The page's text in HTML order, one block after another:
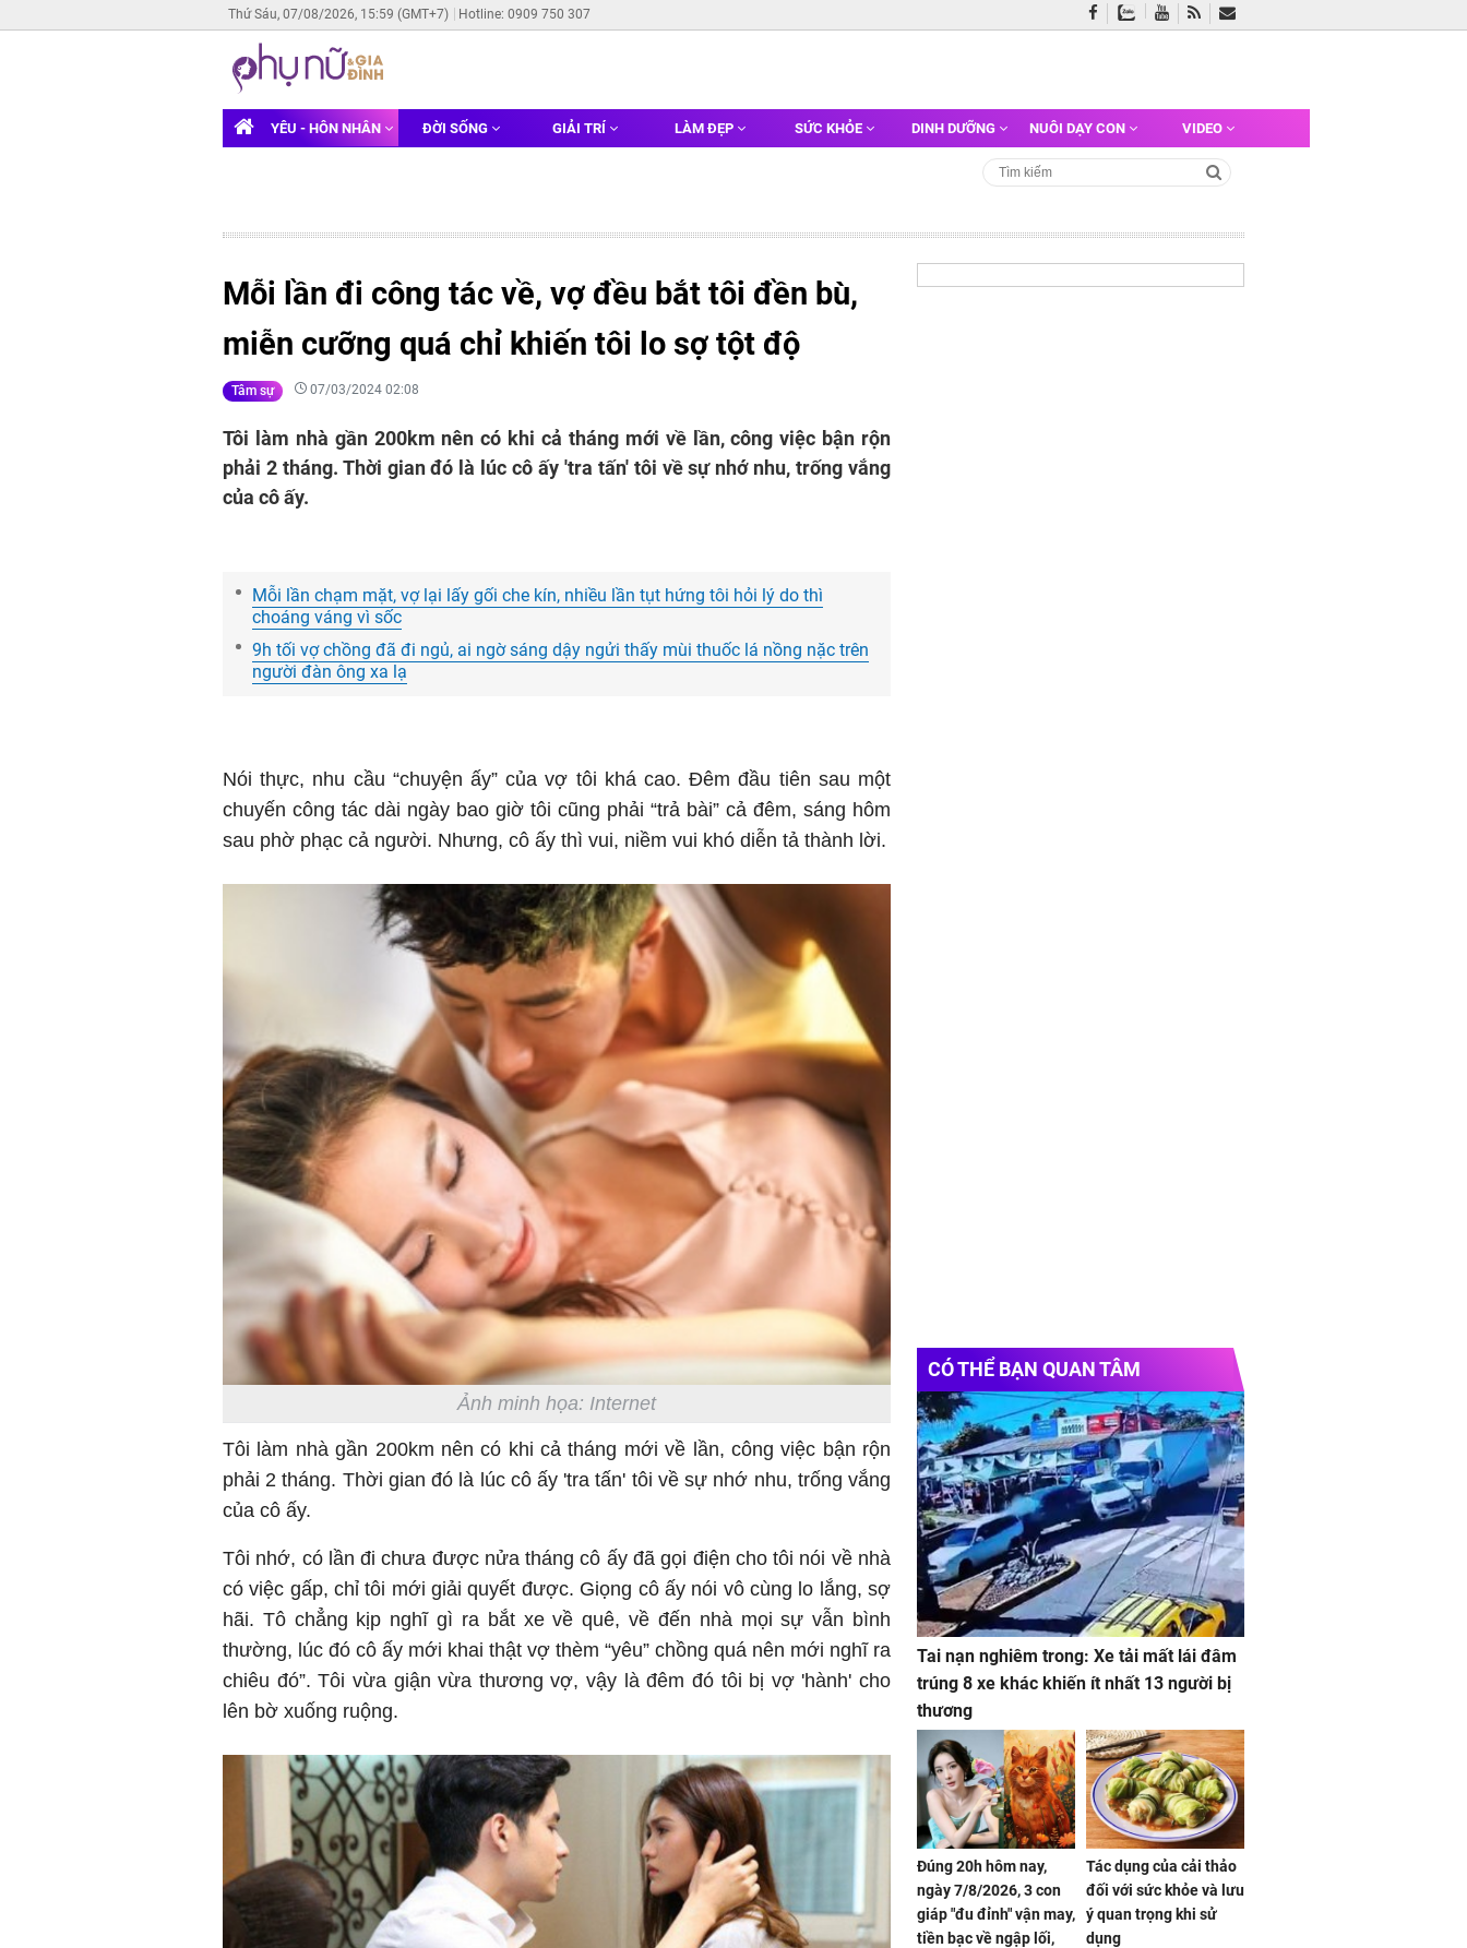
Thứ Sáu, 07/08/2026, 15:59 (GMT+7) Hotline: 0909 750 307
YÊU - HÔN NHÂN ĐỜI SỐNG GIẢI TRÍ LÀM ĐẸP SỨC KHỎE DINH DƯỠNG NUÔI DẠY CON VIDEO
Mỗi lần đi công tác về, vợ đều bắt tôi đền bù,
miễn cưỡng quá chỉ khiến tôi lo sợ tột độ
Tâm sự 07/03/2024 02:08
Tôi làm nhà gần 200km nên có khi cả tháng mới về lần, công việc bận rộn
phải 2 tháng. Thời gian đó là lúc cô ấy 'tra tấn' tôi về sự nhớ nhu, trống vắng
của cô ấy.
Mỗi lần chạm mặt, vợ lại lấy gối che kín, nhiều lần tụt hứng tôi hỏi lý do thì
choáng váng vì sốc
9h tối vợ chồng đã đi ngủ, ai ngờ sáng dậy ngửi thấy mùi thuốc lá nồng nặc trên
người đàn ông xa lạ
Nói thực, nhu cầu “chuyện ấy” của vợ tôi khá cao. Đêm đầu tiên sau một
chuyến công tác dài ngày bao giờ tôi cũng phải “trả bài” cả đêm, sáng hôm
sau phờ phạc cả người. Nhưng, cô ấy thì vui, niềm vui khó diễn tả thành lời.
Ảnh minh họa: Internet
Tôi làm nhà gần 200km nên có khi cả tháng mới về lần, công việc bận rộn
phải 2 tháng. Thời gian đó là lúc cô ấy 'tra tấn' tôi về sự nhớ nhu, trống vắng
của cô ấy.
Tôi nhớ, có lần đi chưa được nửa tháng cô ấy đã gọi điện cho tôi nói về nhà
có việc gấp, chỉ tôi mới giải quyết được. Giọng cô ấy nói vô cùng lo lắng, sợ
hãi. Tô chẳng kịp nghĩ gì ra bắt xe về quê, về đến nhà mọi sự vẫn bình
thường, lúc đó cô ấy mới khai thật vợ thèm “yêu” chồng quá nên mới nghĩ ra
chiêu đó”. Tôi vừa giận vừa thương vợ, vậy là đêm đó tôi bị vợ 'hành' cho
lên bờ xuống ruộng.
CÓ THỂ BẠN QUAN TÂM
Tai nạn nghiêm trong: Xe tải mất lái đâm
trúng 8 xe khác khiến ít nhất 13 người bị
thương
Đúng 20h hôm nay,
ngày 7/8/2026, 3 con
giáp "đu đỉnh" vận may,
tiền bạc về ngập lối,
Tác dụng của cải thảo
đối với sức khỏe và lưu
ý quan trọng khi sử
dụng